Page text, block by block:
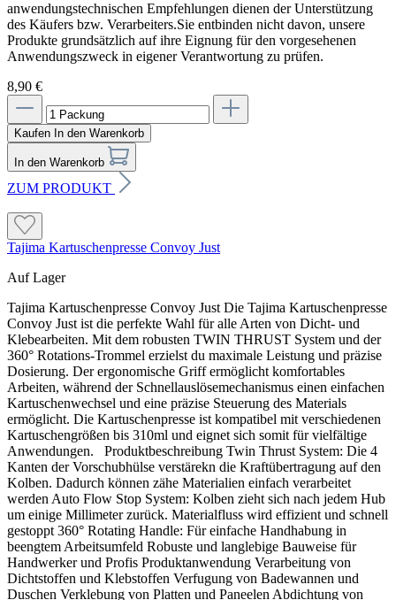
anwendungstechnischen Empfehlungen dienen der Unterstützung
des Käufers bzw. Verarbeiters.Sie entbinden nicht davon, unsere
Produkte grundsätzlich auf ihre Eignung für den vorgesehenen
Anwendungszweck in eigener Verantwortung zu prüfen.
8,90 €
Kaufen In den Warenkorb
In den Warenkorb
ZUM PRODUKT
Tajima Kartuschenpresse Convoy Just
Auf Lager
Tajima Kartuschenpresse Convoy Just Die Tajima Kartuschenpresse
Convoy Just ist die perfekte Wahl für alle Arten von Dicht- und
Klebearbeiten. Mit dem robusten TWIN THRUST System und der
360° Rotations-Trommel erzielst du maximale Leistung und präzise
Dosierung. Der ergonomische Griff ermöglicht komfortables
Arbeiten, während der Schnellauslösemechanismus einen einfachen
Kartuschenwechsel und eine präzise Steuerung des Materials
ermöglicht. Die Kartuschenpresse ist kompatibel mit verschiedenen
Kartuschengrößen bis 310ml und eignet sich somit für vielfältige
Anwendungen. Produktbeschreibung Twin Thrust System: Die 4
Kanten der Vorschubhülse verstärekn die Kraftübertragung auf den
Kolben. Dadurch können zähe Materialien einfach verarbeitet
werden Auto Flow Stop System: Kolben zieht sich nach jedem Hub
um einige Millimeter zurück. Materialfluss wird effizient und schnell
gestoppt 360° Rotating Handle: Für einfache Handhabung in
beengtem Arbeitsumfeld Robuste und langlebige Bauweise für
Handwerker und Profis Produktanwendung Verarbeitung von
Dichtstoffen und Klebstoffen Verfugung von Badewannen und
Duschen Verklebung von Platten und Paneelen Abdichtung von